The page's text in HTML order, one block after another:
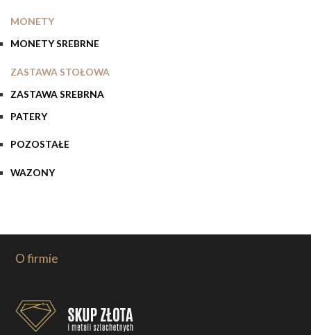
MONETY
MONETY SREBRNE
ZASTAWA STOŁOWA
ZASTAWA SREBRNA
PATERY
POZOSTAŁE
WAZONY
O firmie